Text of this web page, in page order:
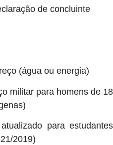
de concluinte
(água ou energia)
militar para homens de 18
para estudantes
2019)